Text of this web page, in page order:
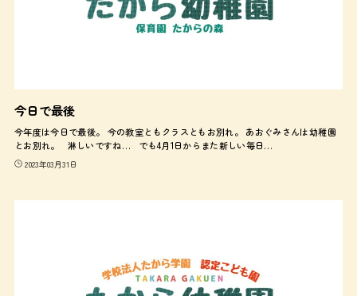
今日で最後
今年度は今日で最後。 今の教室ともクラスともお別れ。 あおぐみさんは幼稚園
とお別れ。 淋しいですね… でも4月1日からまた新しい毎日…
2023年03月31日